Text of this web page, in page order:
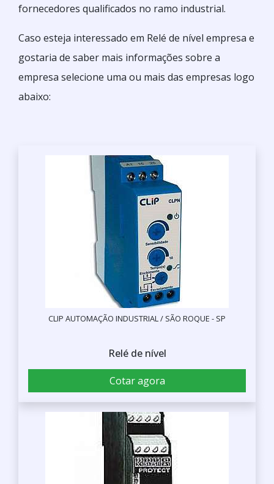
fornecedores qualificados no ramo industrial.
Caso esteja interessado em Relé de nível empresa e
gostaria de saber mais informações sobre a
empresa selecione uma ou mais das empresas logo
abaixo:
CLIP AUTOMAÇÃO INDUSTRIAL / SÃO ROQUE - SP
Relé de nível
Cotar agora